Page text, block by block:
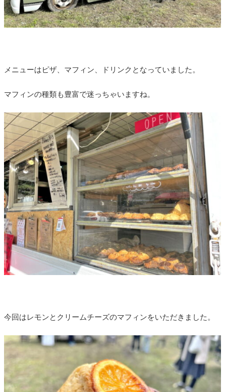
メニューはピザ、マフィン、ドリンクとなっていました。
マフィンの種類も豊富で迷っちゃいますね。
今回はレモンとクリームチーズのマフィンをいただきました。